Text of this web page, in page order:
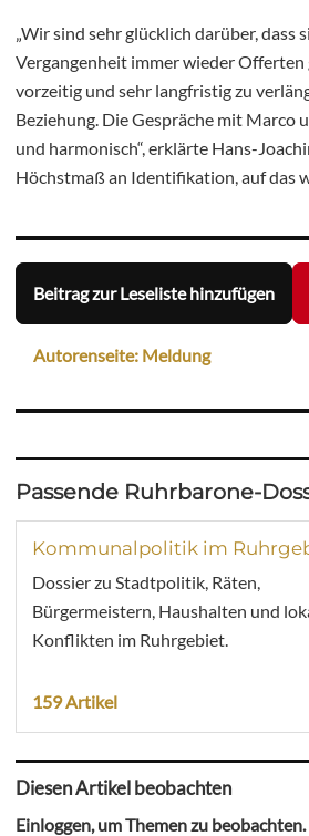
„Wir sind sehr glücklich darüber,
Vergangenheit immer wieder Offerten
vorzeitig und sehr langfristig zu
Beziehung. Die Gespräche mit
und harmonisch“, erklärte Hans-
Höchstmaß an Identifikation, auf das
Beitrag zur Leseliste hinzufügen
Autorenseite: Meldung
Passende Ruhrbarone-
Kommunalpolitik im
Dossier zu Stadtpolitik, Räten,
Bürgermeistern, Haushalten und
Konflikten im Ruhrgebiet.
159 Artikel
Diesen Artikel beobachten
Einloggen, um Themen zu beobachten.